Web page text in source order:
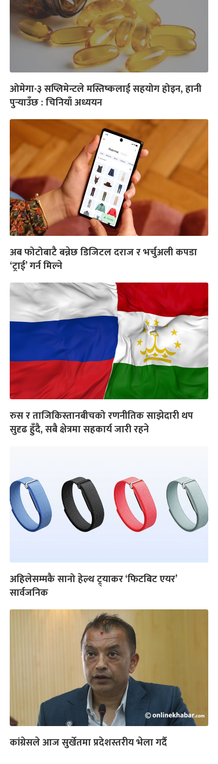
ओमेगा-३ सप्लिमेन्टले मस्तिष्कलाई सहयोग होइन, हानी
पुर्‍याउँछ : चिनियाँ अध्ययन
अब फोटोबाटै बन्नेछ डिजिटल दराज र भर्चुअली कपडा
‘ट्राई’ गर्न मिल्ने
रुस र ताजिकिस्तानबीचको रणनीतिक साझेदारी थप
सुदृढ हुँदै, सबै क्षेत्रमा सहकार्य जारी रहने
अहिलेसम्मकै सानो हेल्थ ट्र्याकर ‘फिटबिट एयर’
सार्वजनिक
कांग्रेसले आज सुर्खेतमा प्रदेशस्तरीय भेला गर्दै